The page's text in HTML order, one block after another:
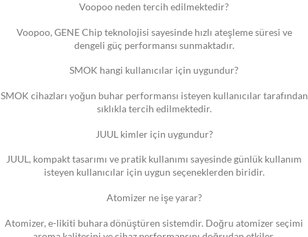
Voopoo neden tercih edilmektedir?
Voopoo, GENE Chip teknolojisi sayesinde hızlı ateşleme süresi ve
dengeli güç performansı sunmaktadır.
SMOK hangi kullanıcılar için uygundur?
SMOK cihazları yoğun buhar performansı isteyen kullanıcılar tarafından
sıklıkla tercih edilmektedir.
JUUL kimler için uygundur?
JUUL, kompakt tasarımı ve pratik kullanımı sayesinde günlük kullanım
isteyen kullanıcılar için uygun seçeneklerden biridir.
Atomizer ne işe yarar?
Atomizer, e-likiti buhara dönüştüren sistemdir. Doğru atomizer seçimi